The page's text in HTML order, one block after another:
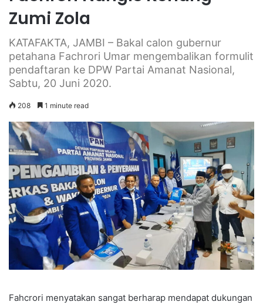
Zumi Zola
KATAFAKTA, JAMBI – Bakal calon gubernur
petahana Fachrori Umar mengembalikan formulit
pendaftaran ke DPW Partai Amanat Nasional,
Sabtu, 20 Juni 2020.
208 1 minute read
Fahcrori menyatakan sangat berharap mendapat dukungan